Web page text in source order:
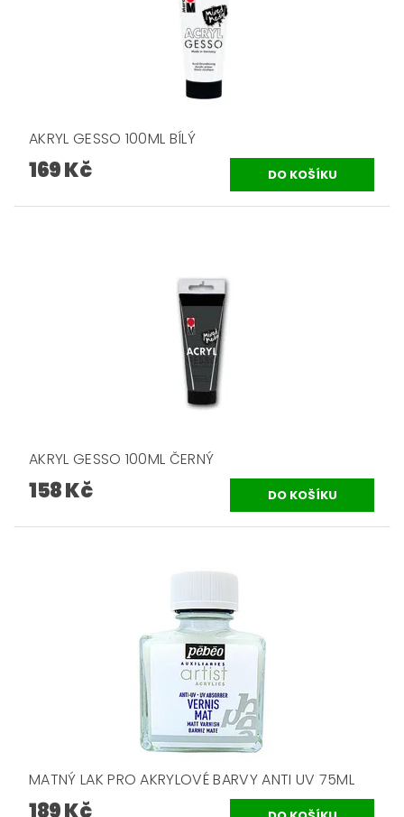
AKRYL GESSO 100ML BÍLÝ
169 Kč
AKRYL GESSO 100ML ČERNÝ
158 Kč
MATNÝ LAK PRO AKRYLOVÉ BARVY ANTI UV 75ML
189 Kč